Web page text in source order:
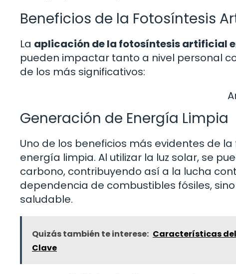
Beneficios de la Fotosíntesis
La aplicación de la fotosíntesis artificial
pueden impactar tanto a nivel personal
de los más significativos:
Generación de Energía Limpia
Uno de los beneficios más evidentes de
energía limpia. Al utilizar la luz solar, se
carbono, contribuyendo así a la lucha
dependencia de combustibles fósiles,
saludable.
Quizás también te interese: Características
Clave